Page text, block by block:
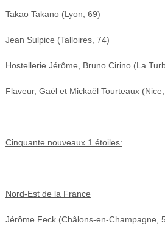
Takao Takano (Lyon, 69)
Jean Sulpice (Talloires, 74)
Hostellerie Jérôme, Bruno Cirino (La
Flaveur, Gaël et Mickaël Tourteaux
Cinquante nouveaux 1 étoiles:
Nord-Est de la France
Jérôme Feck (Châlons-en-Champagne,